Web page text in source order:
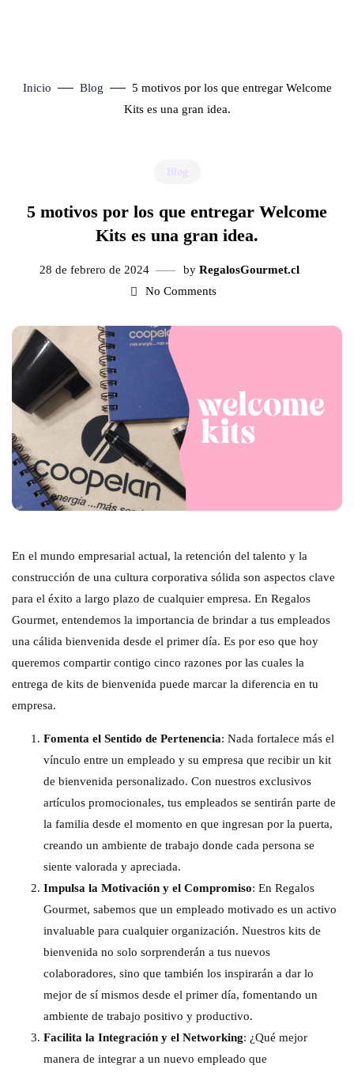
Inicio Blog
5 motivos por los que entregar Welcome
Kits es una gran idea.
Blog
5 motivos por los que entregar Welcome
Kits es una gran idea.
28 de febrero de 2024 by RegalosGourmet.cl
No Comments
En el mundo empresarial actual, la retención del talento y la
construcción de una cultura corporativa sólida son aspectos clave
para el éxito a largo plazo de cualquier empresa. En Regalos
Gourmet, entendemos la importancia de brindar a tus empleados
una cálida bienvenida desde el primer día. Es por eso que hoy
queremos compartir contigo cinco razones por las cuales la
entrega de kits de bienvenida puede marcar la diferencia en tu
empresa.
Fomenta el Sentido de Pertenencia: Nada fortalece más el
vínculo entre un empleado y su empresa que recibir un kit
de bienvenida personalizado. Con nuestros exclusivos
artículos promocionales, tus empleados se sentirán parte de
la familia desde el momento en que ingresan por la puerta,
creando un ambiente de trabajo donde cada persona se
siente valorada y apreciada.
Impulsa la Motivación y el Compromiso: En Regalos
Gourmet, sabemos que un empleado motivado es un activo
invaluable para cualquier organización. Nuestros kits de
bienvenida no solo sorprenderán a tus nuevos
colaboradores, sino que también los inspirarán a dar lo
mejor de sí mismos desde el primer día, fomentando un
ambiente de trabajo positivo y productivo.
Facilita la Integración y el Networking: ¿Qué mejor
manera de integrar a un nuevo empleado que